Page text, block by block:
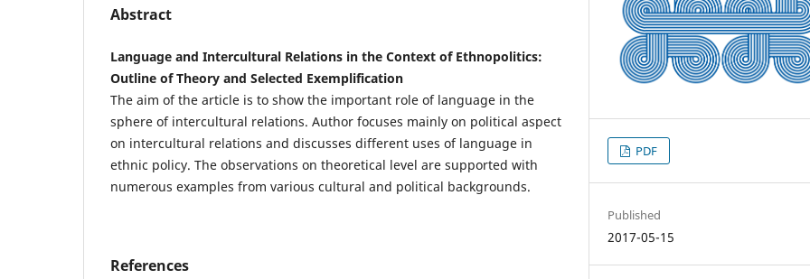
Abstract
Language and Intercultural Relations in the Context of Ethnopolitics:
Outline of Theory and Selected Exemplification
The aim of the article is to show the important role of language in the
sphere of intercultural relations. Author focuses mainly on political aspect
on intercultural relations and discusses different uses of language in
ethnic policy. The observations on theoretical level are supported with
numerous examples from various cultural and political backgrounds.
References
PDF
Published
2017-05-15